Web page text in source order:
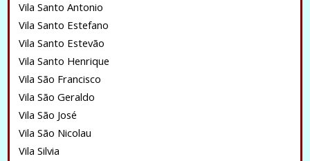
Vila Santo Antonio
Vila Santo Estefano
Vila Santo Estevão
Vila Santo Henrique
Vila São Francisco
Vila São Geraldo
Vila São José
Vila São Nicolau
Vila Silvia